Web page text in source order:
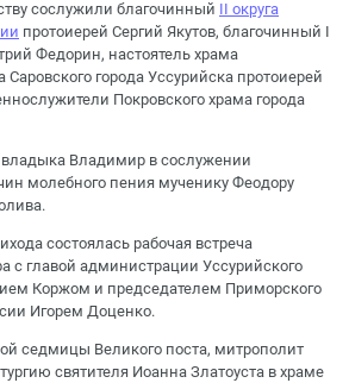
сослужили благочинный II округа
протоиерей Сергий Якутов, благочинный I
Федорин, настоятель храма
города Уссурийска протоиерей
Покровского храма города
владыка Владимир в сослужении
молебного пения мученику Феодору
состоялась рабочая встреча
с главой администрации Уссурийского
Коржом и председателем Приморского
Игорем Доценко.
седмицы Великого поста, митрополит
святителя Иоанна Златоуста в храме